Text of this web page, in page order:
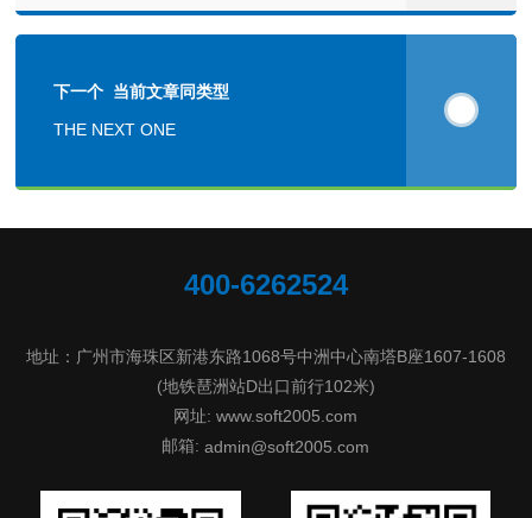
下一个 当前文章同类型
THE NEXT ONE
400-6262524
地址：广州市海珠区新港东路1068号中洲中心南塔B座1607-1608
(地铁琶洲站D出口前行102米)
网址: www.soft2005.com
邮箱:admin@soft2005.com